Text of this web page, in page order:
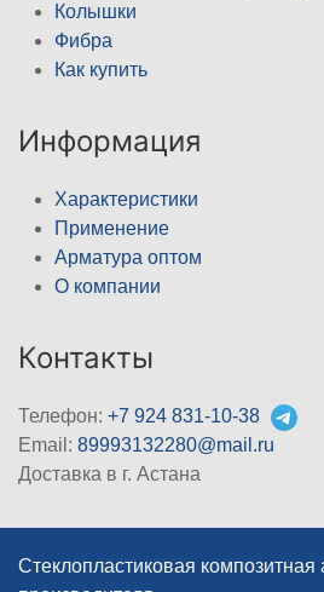
Колышки
Фибра
Как купить
Информация
Характеристики
Применение
Арматура оптом
О компании
Контакты
Телефон: +7 924 831-10-38
Email: 89993132280@mail.ru
Доставка в г. Астана
Стеклопластиковая композитная